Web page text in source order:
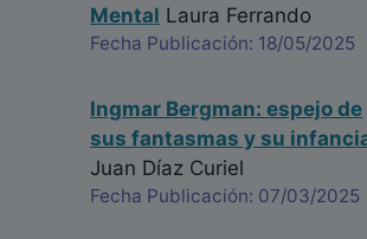
Mental Laura Ferrando
Fecha Publicación: 18/05/2025
Ingmar Bergman: espejo de
sus fantasmas y su
Juan Díaz Curiel
Fecha Publicación: 07/03/2025